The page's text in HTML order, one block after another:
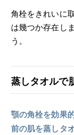
角栓をきれいに
は幾つか存在し
う。
蒸しタオルで
顎の角栓を効果
前の肌を蒸しタ